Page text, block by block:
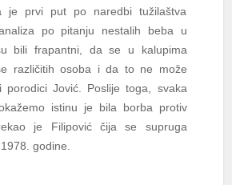
je prvi put po naredbi tužilaštva
po pitanju nestalih beba u
bili frapantni, da se u kalupima
različitih osoba i da to ne može
porodici Jović. Poslije toga, svaka
istinu je bila borba protiv
je Filipović čija se supruga
godine.